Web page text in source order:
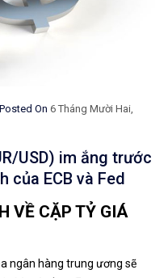
Posted On 6 Tháng Mười Hai,
USD) im ắng trước
của ECB và Fed
VỀ CẶP TỶ GIÁ
ngân hàng trung ương sẽ